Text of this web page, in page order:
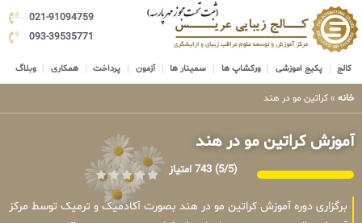
021-91094759
093-39535771
کالج پکیج اموزشی ورکشاپ ها سمینار ها آزمون پرداخت همکاری وبلاگ
خانه » کراتین مو در هند
آموزش کراتین مو در هند
(5/5) 743 امتیاز
برگزاری دوره آموزش کراتین مو در هند بصورت آکادمیک و ترمیک توسط مرکز